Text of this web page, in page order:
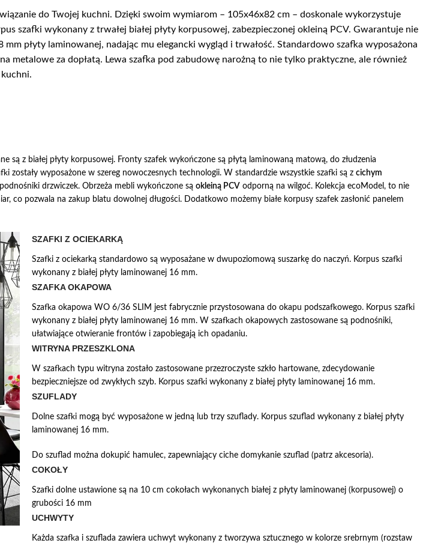
do Twojej kuchni. Dzięki swoim wymiarom – 105x46x82 cm – doskonale wykorzystuje
szafki wykonany z trwałej białej płyty korpusowej, zabezpieczonej okleiną PCV. Gwarantuje nie
płyty laminowanej, nadając mu elegancki wygląd i trwałość. Standardowo szafka wyposażona
za dopłatą. Lewa szafka pod zabudowę narożną to nie tylko praktyczne, ale również
są z białej płyty korpusowej. Fronty szafek wykończone są płytą laminowaną matową, do złudzenia
zostały wyposażone w szereg nowoczesnych technologii. W standardzie wszystkie szafki są z cichym
drzwiczek. Obrzeża mebli wykończone są okleiną PCV odporną na wilgoć. Kolekcja ecoModel, to nie
co pozwala na zakup blatu dowolnej długości. Dodatkowo możemy białe korpusy szafek zasłonić panelem
SZAFKI Z OCIEKARKĄ
Szafki z ociekarką standardowo są wyposażane w dwupoziomową suszarkę do naczyń. Korpus szafki
wykonany z białej płyty laminowanej 16 mm.
SZAFKA OKAPOWA
Szafka okapowa WO 6/36 SLIM jest fabrycznie przystosowana do okapu podszafkowego. Korpus szafki
wykonany z białej płyty laminowanej 16 mm. W szafkach okapowych zastosowane są podnośniki,
ułatwiające otwieranie frontów i zapobiegają ich opadaniu.
WITRYNA PRZESZKLONA
W szafkach typu witryna zostało zastosowane przezroczyste szkło hartowane, zdecydowanie
bezpieczniejsze od zwykłych szyb. Korpus szafki wykonany z białej płyty laminowanej 16 mm.
SZUFLADY
Dolne szafki mogą być wyposażone w jedną lub trzy szuflady. Korpus szuflad wykonany z białej płyty
laminowanej 16 mm.
Do szuflad można dokupić hamulec, zapewniający ciche domykanie szuflad (patrz akcesoria).
COKOŁY
Szafki dolne ustawione są na 10 cm cokołach wykonanych białej z płyty laminowanej (korpusowej) o
grubości 16 mm
UCHWYTY
Każda szafka i szuflada zawiera uchwyt wykonany z tworzywa sztucznego w kolorze srebrnym (rozstaw